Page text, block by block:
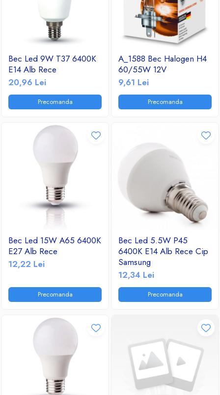
Bec Led 9W T37 6400K
E14 Alb Rece
20,96 Lei
Precomanda
A_1588 Bec Halogen H4
60/55W 12V
9,61 Lei
Precomanda
Bec Led 15W A65 6400K
E27 Alb Rece
12,22 Lei
Precomanda
Bec Led 5.5W P45
6400K E14 Alb Rece Cip
Samsung
12,34 Lei
Precomanda